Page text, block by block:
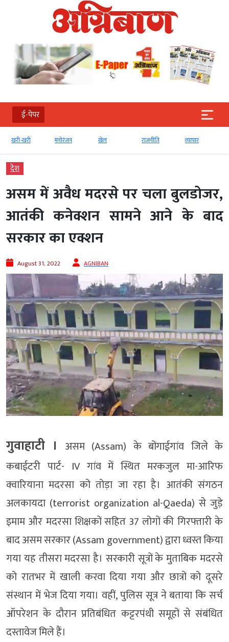
ई-पेपर
खरी-खरी मनोरंजन खेल राजनीति व्‍यापार
देश
असम में अवैध मदरसे पर चला बुलडोजर,
आतंकी कनेक्शन सामने आने के बाद
सरकार का एक्शन
August 31, 2022 AGNIBAN
गुवाहाटी । असम (Assam) के बोंगाईगांव जिले के
कबाईटरी पार्ट- IV गांव में स्थित मरकजुल मा-आरिफ
क्वारियाना मदरसा को तोड़ा जा रहा है। आतंकी संगठन
अलकायदा (terrorist organization al-Qaeda) से जुड़े
इमाम और मदरसा शिक्षकों सहित 37 लोगों की गिरफ्तारी के
बाद असम सरकार (Assam government) द्वारा ध्वस्त किया
गया यह तीसरा मदरसा है। सरकारी सूत्रों के मुताबिक मदरसे
को रातभर में खाली करवा दिया गया और छात्रों को दूसरे
संस्थान में भेज दिया गया। वहीं, पुलिस सूत्र ने बताया कि सर्च
ऑपरेशन के दौरान प्रतिबंधित कट्टरपंथी समूहों से संबंधित
दस्तावेज मिले हैं।